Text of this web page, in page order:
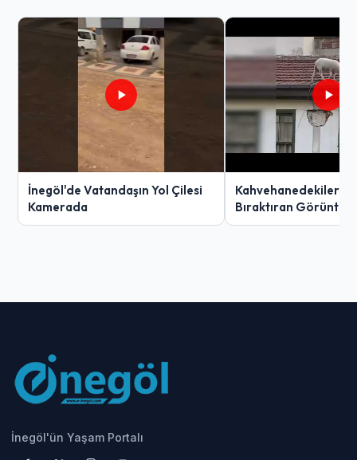
İnegöl'de Vatandaşın Yol Çilesi
Kamerada
Kahvehanedekiler
Bıraktıran Görüntü!
İnegöl'ün Yaşam Portalı